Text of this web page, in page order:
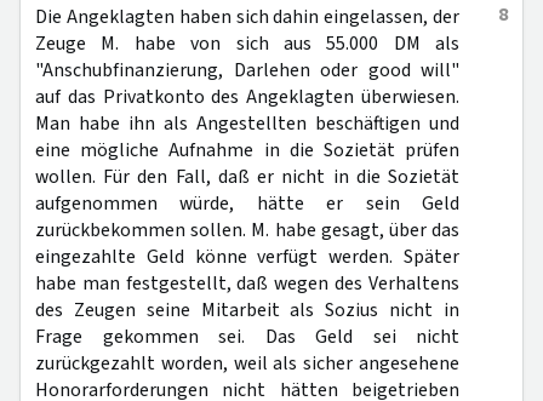
8
Die Angeklagten haben sich dahin eingelassen, der
Zeuge M. habe von sich aus 55.000 DM als
"Anschubfinanzierung, Darlehen oder good will"
auf das Privatkonto des Angeklagten überwiesen.
Man habe ihn als Angestellten beschäftigen und
eine mögliche Aufnahme in die Sozietät prüfen
wollen. Für den Fall, daß er nicht in die Sozietät
aufgenommen würde, hätte er sein Geld
zurückbekommen sollen. M. habe gesagt, über das
eingezahlte Geld könne verfügt werden. Später
habe man festgestellt, daß wegen des Verhaltens
des Zeugen seine Mitarbeit als Sozius nicht in
Frage gekommen sei. Das Geld sei nicht
zurückgezahlt worden, weil als sicher angesehene
Honorarforderungen nicht hätten beigetrieben